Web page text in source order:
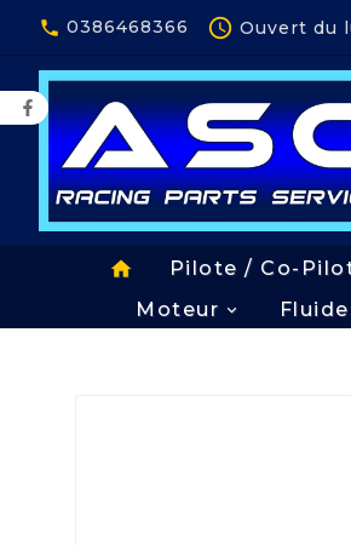
 0386468366  Ouvert du
home Pilote / Co-
Moteur
Panneau de gestion des cookies